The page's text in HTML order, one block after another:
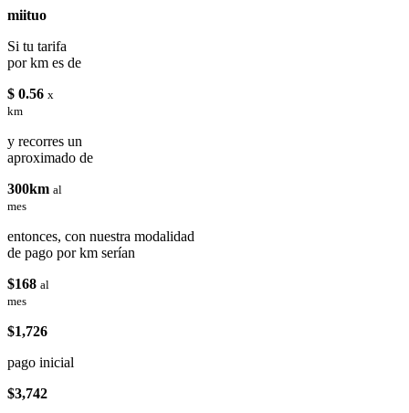
miituo
Si tu tarifa
por km es de
$ 0.56 x
km
y recorres un
aproximado de
300km al
mes
entonces, con nuestra modalidad
de pago por km serían
$168 al
mes
$1,726
pago inicial
$3,742